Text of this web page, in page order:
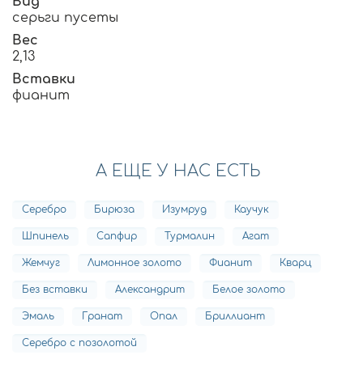
серьги пусеты
Вес
2,13
Вставки
фианит
А ЕЩЕ У НАС ЕСТЬ
Серебро Бирюза Изумруд Каучук
Шпинель Сапфир Турмалин Агат
Жемчуг Лимонное золото Фианит Кварц
Без вставки Александрит Белое золото
Эмаль Гранат Опал Бриллиант
Серебро с позолотой